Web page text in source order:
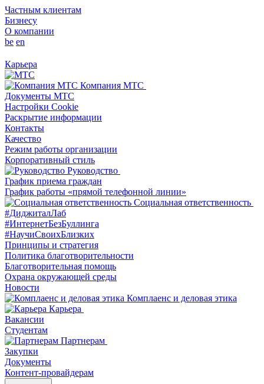
Частным клиентам
Бизнесу
О компании
be en
Карьера
Компания МТС
Документы МТС
Настройки Cookie
Раскрытие информации
Контакты
Качество
Режим работы организации
Корпоративный стиль
Руководство
График приема граждан
График работы «прямой телефонной линии»
Социальная ответственность
#ДиджиталЛаб
#ИнтернетБезБуллинга
#НаучиСвоихБлизких
Принципы и стратегия
Политика благотворительности
Благотворительная помощь
Охрана окружающей среды
Новости
Комплаенс и деловая этика
Карьера
Вакансии
Студентам
Партнерам
Закупки
Документы
Контент-провайдерам